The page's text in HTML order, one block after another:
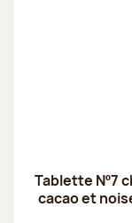
Tablette Nº7
cacao et